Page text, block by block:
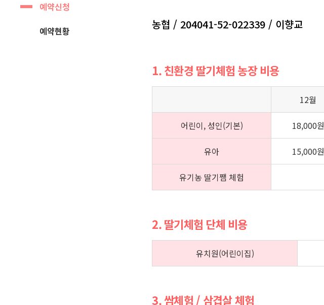
예약신청
예약현황
농협 / 204041-52-022339 / 이향교
1. 친환경 딸기체험 농장 비용
12월
어린이, 성인(기본) 18,000원
유아 15,000원
유기농 딸기쨈 체험
2. 딸기체험 단체 비용
유치원(어린이집)
3. 쌈체험 / 삼겹살 체험